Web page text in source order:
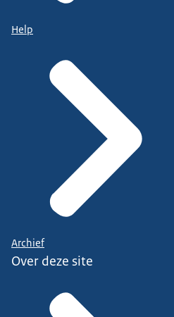
Help
Archief
Over deze site